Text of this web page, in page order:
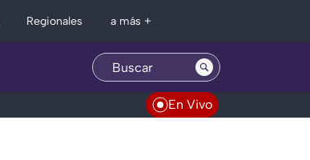
Regionales a más +
En Vivo